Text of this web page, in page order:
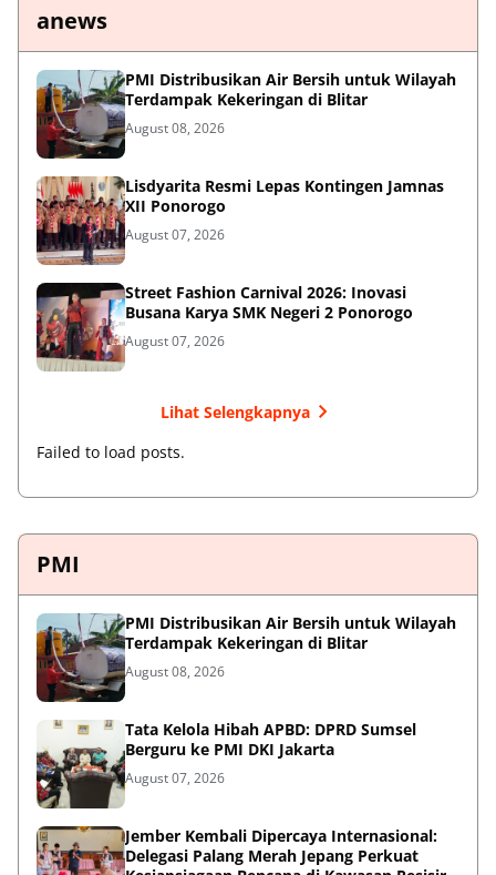
anews
PMI Distribusikan Air Bersih untuk Wilayah
Terdampak Kekeringan di Blitar
August 08, 2026
Lisdyarita Resmi Lepas Kontingen Jamnas
XII Ponorogo
August 07, 2026
Street Fashion Carnival 2026: Inovasi
Busana Karya SMK Negeri 2 Ponorogo
August 07, 2026
Lihat Selengkapnya
Failed to load posts.
PMI
PMI Distribusikan Air Bersih untuk Wilayah
Terdampak Kekeringan di Blitar
August 08, 2026
Tata Kelola Hibah APBD: DPRD Sumsel
Berguru ke PMI DKI Jakarta
August 07, 2026
Jember Kembali Dipercaya Internasional:
Delegasi Palang Merah Jepang Perkuat